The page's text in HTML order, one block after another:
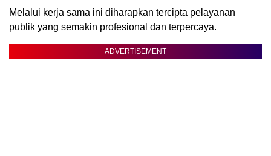
Melalui kerja sama ini diharapkan tercipta pelayanan
publik yang semakin profesional dan terpercaya.
ADVERTISEMENT